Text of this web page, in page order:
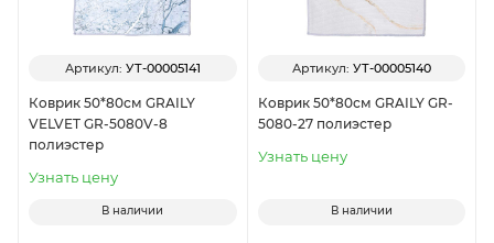
Артикул: УТ-00005141
Коврик 50*80см GRAILY
VELVET GR-5080V-8
полиэстер
Узнать цену
В наличии
Артикул: УТ-00005140
Коврик 50*80см GRAILY GR-
5080-27 полиэстер
Узнать цену
В наличии